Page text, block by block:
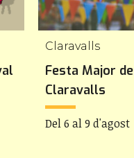
Claravalls
Festa Major de
Claravalls
Del 6 al 9 d'agost